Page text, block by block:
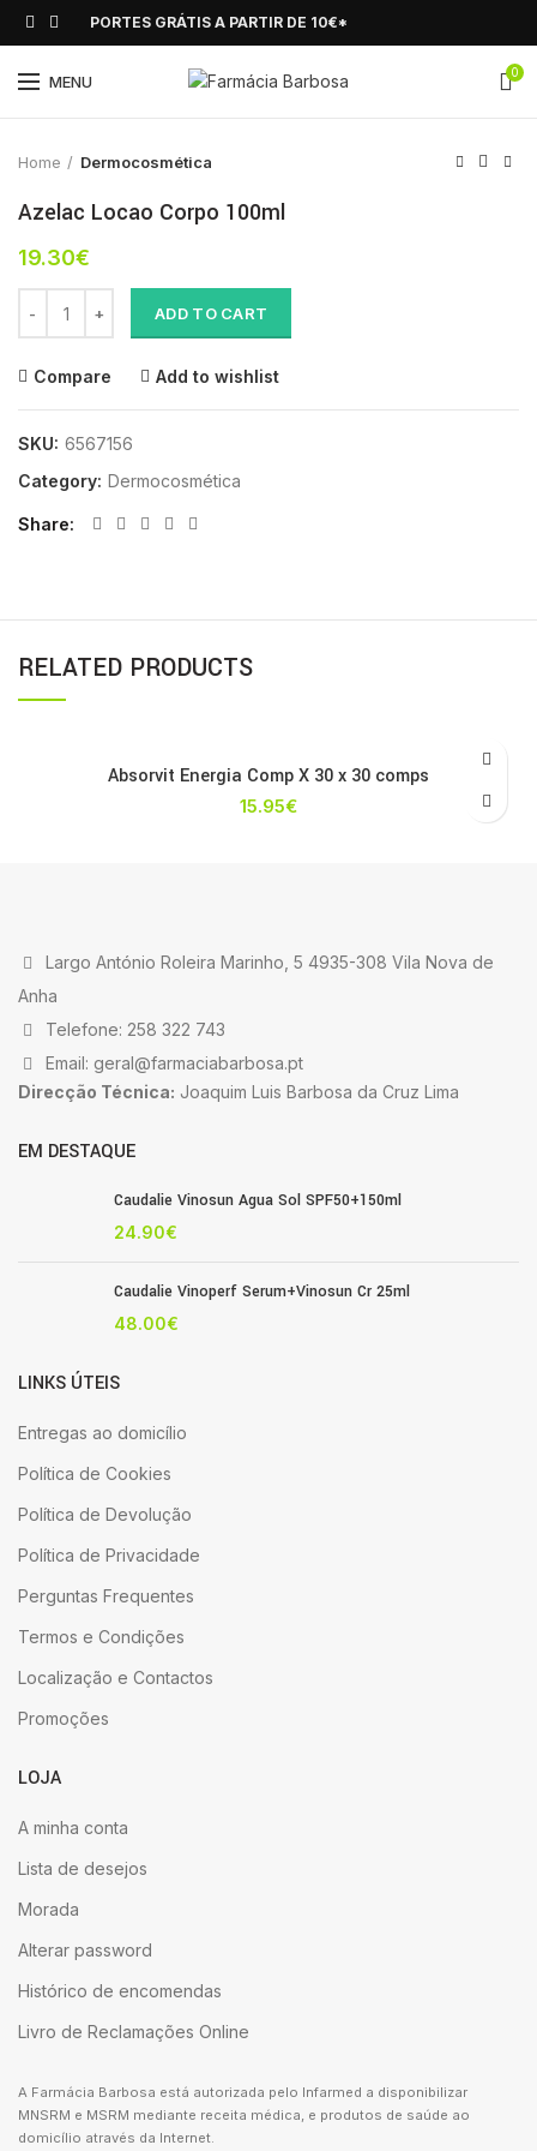
PORTES GRÁTIS A PARTIR DE 10€*
MENU 0
Click to enlarge
Home Dermocosmética
Azelac Locao Corpo 100ml
19.30€
ADD TO CART
Compare Add to wishlist
SKU: 6567156
Category: Dermocosmética
Share
RELATED PRODUCTS
Absorvit Energia Comp X 30 x 30 comps
15.95€
Largo António Roleira Marinho, 5 4935-308 Vila Nova de
Anha
Telefone: 258 322 743
Email: geral@farmaciabarbosa.pt
Direcção Técnica: Joaquim Luis Barbosa da Cruz Lima
EM DESTAQUE
Caudalie Vinosun Agua Sol SPF50+150ml
24.90€
Caudalie Vinoperf Serum+Vinosun Cr 25ml
48.00€
LINKS ÚTEIS
Entregas ao domicílio
Política de Cookies
Política de Devolução
Política de Privacidade
Perguntas Frequentes
Termos e Condições
Localização e Contactos
Promoções
LOJA
A minha conta
Lista de desejos
Morada
Alterar password
Histórico de encomendas
Livro de Reclamações Online
A Farmácia Barbosa está autorizada pelo Infarmed a disponibilizar
MNSRM e MSRM mediante receita médica, e produtos de saúde ao
domicílio através da Internet.